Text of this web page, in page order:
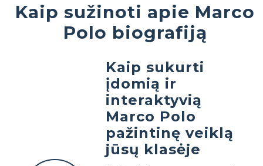
Kaip sužinoti apie Marco
Polo biografiją
Kaip sukurti
įdomią ir
interaktyvią
Marco Polo
pažintinę veiklą
jūsų klasėje